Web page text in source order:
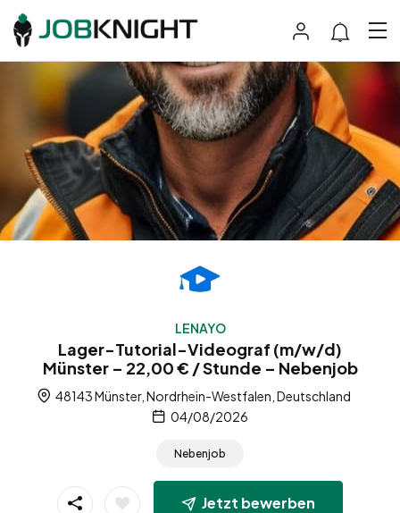
LENAYO
Lager-Tutorial-Videograf (m/w/d)
Münster – 22,00 € / Stunde – Nebenjob
48143 Münster, Nordrhein-Westfalen, Deutschland
04/08/2026
Nebenjob
Jetzt bewerben